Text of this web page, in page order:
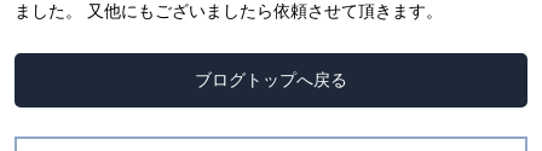
ました。 又他にもございましたら依頼させて頂きます。
ブログトップへ戻る